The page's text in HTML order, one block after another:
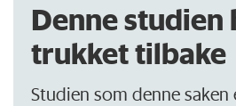
Denne
trukket tilbake
Studien som denne saken